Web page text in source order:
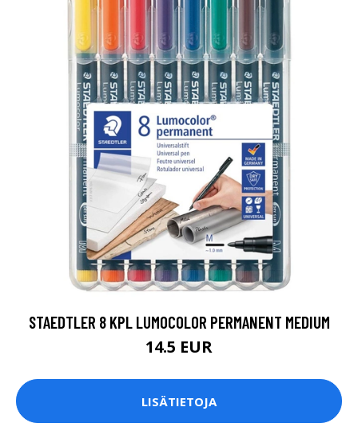
STAEDTLER 8 KPL LUMOCOLOR PERMANENT MEDIUM
14.5 EUR
LISÄTIETOJA